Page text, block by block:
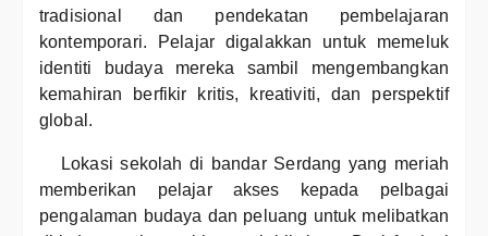
tradisional dan pendekatan pembelajaran
kontemporari. Pelajar digalakkan untuk memeluk
identiti budaya mereka sambil mengembangkan
kemahiran berfikir kritis, kreativiti, dan perspektif
global.
Lokasi sekolah di bandar Serdang yang meriah
memberikan pelajar akses kepada pelbagai
pengalaman budaya dan peluang untuk melibatkan